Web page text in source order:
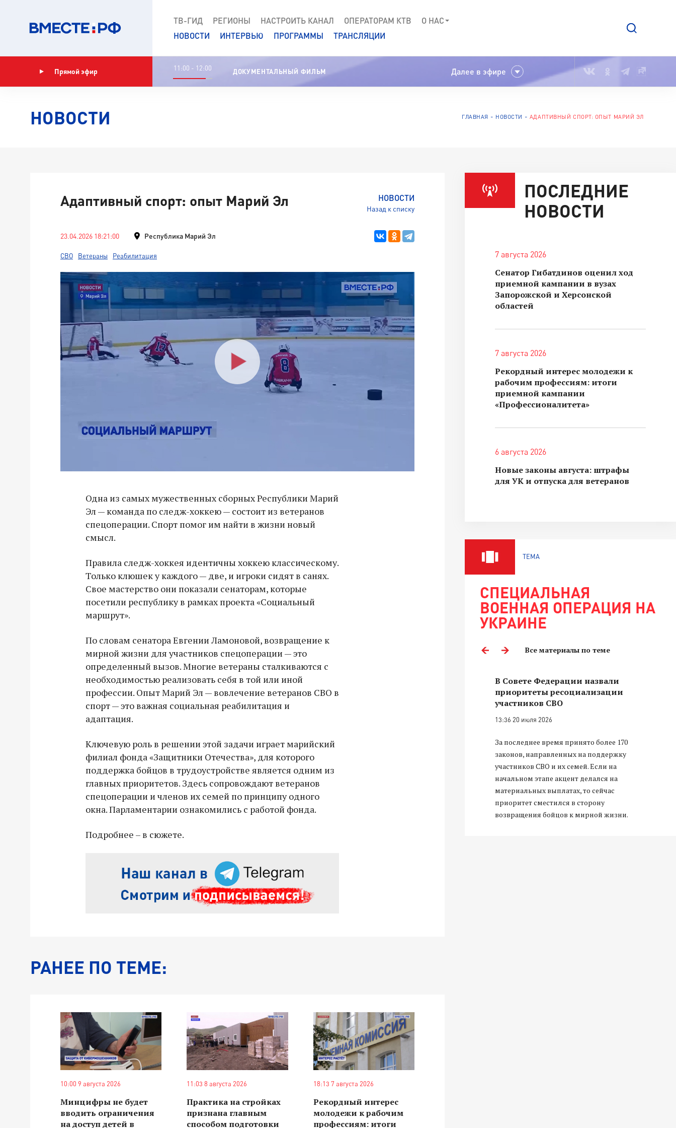
ТВ-ГИД РЕГИОНЫ НАСТРОИТЬ КАНАЛ ОПЕРАТОРАМ КТВ
О НАС
НОВОСТИ
ИНТЕРВЬЮ ПРОГРАММЫ ТРАНСЛЯЦИИ
Прямой эфир 11:00 - 12:00 ДОКУМЕНТАЛЬНЫЙ ФИЛЬМ Далее в эфире
НОВОСТИ ГЛАВНАЯ НОВОСТИ АДАПТИВНЫЙ СПОРТ: ОПЫТ МАРИЙ ЭЛ
НОВОСТИ
Назад к списку
Адаптивный спорт: опыт Марий Эл
23.04.2026 18:21:00 Республика Марий Эл
СВО Ветераны Реабилитация
Одна из самых мужественных сборных Республики Марий
Эл — команда по следж-хоккею — состоит из ветеранов
спецоперации. Спорт помог им найти в жизни новый
смысл.
Правила следж-хоккея идентичны хоккею классическому.
Только клюшек у каждого — две, и игроки сидят в санях.
Свое мастерство они показали сенаторам, которые
посетили республику в рамках проекта «Социальный
маршрут».
По словам сенатора Евгении Ламоновой, возвращение к
мирной жизни для участников спецоперации — это
определенный вызов. Многие ветераны сталкиваются с
необходимостью реализовать себя в той или иной
профессии. Опыт Марий Эл — вовлечение ветеранов СВО в
спорт — это важная социальная реабилитация и
адаптация.
Ключевую роль в решении этой задачи играет марийский
филиал фонда «Защитники Отечества», для которого
поддержка бойцов в трудоустройстве является одним из
главных приоритетов. Здесь сопровождают ветеранов
спецоперации и членов их семей по принципу одного
окна. Парламентарии ознакомились с работой фонда.
Подробнее – в сюжете.
РАНЕЕ ПО ТЕМЕ:
10:00 9 августа 2026
Минцифры не будет
вводить ограничения
на доступ детей в
11:03 8 августа 2026
Практика на стройках
признана главным
способом подготовки
18:13 7 августа 2026
Рекордный интерес
молодежи к рабочим
профессиям: итоги
ПОСЛЕДНИЕ
НОВОСТИ
7 августа 2026
Сенатор Гибатдинов оценил ход
приемной кампании в вузах
Запорожской и Херсонской
областей
7 августа 2026
Рекордный интерес молодежи к
рабочим профессиям: итоги
приемной кампании
«Профессионалитета»
6 августа 2026
Новые законы августа: штрафы
для УК и отпуска для ветеранов
ТЕМА
СПЕЦИАЛЬНАЯ
ВОЕННАЯ ОПЕРАЦИЯ НА
УКРАИНЕ
Все материалы по теме
Владимир Якушев передал бойцам
СВО дроны и технику связи
18:30 10 сентября 2025
для бойцов СВО с самого начала
спецоперации.
В Совете Федерации назвали
приоритеты ресоциализации
участников СВО
13:36 20 июля 2026
За последнее время принято более 170
законов, направленных на поддержку
участников СВО и их семей. Если на
начальном этапе акцент делался на
материальных выплатах, то сейчас
приоритет сместился в сторону
возвращения бойцов к мирной жизни.